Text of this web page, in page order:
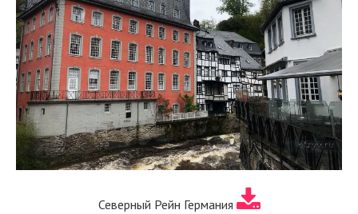
Северный Рейн Германия